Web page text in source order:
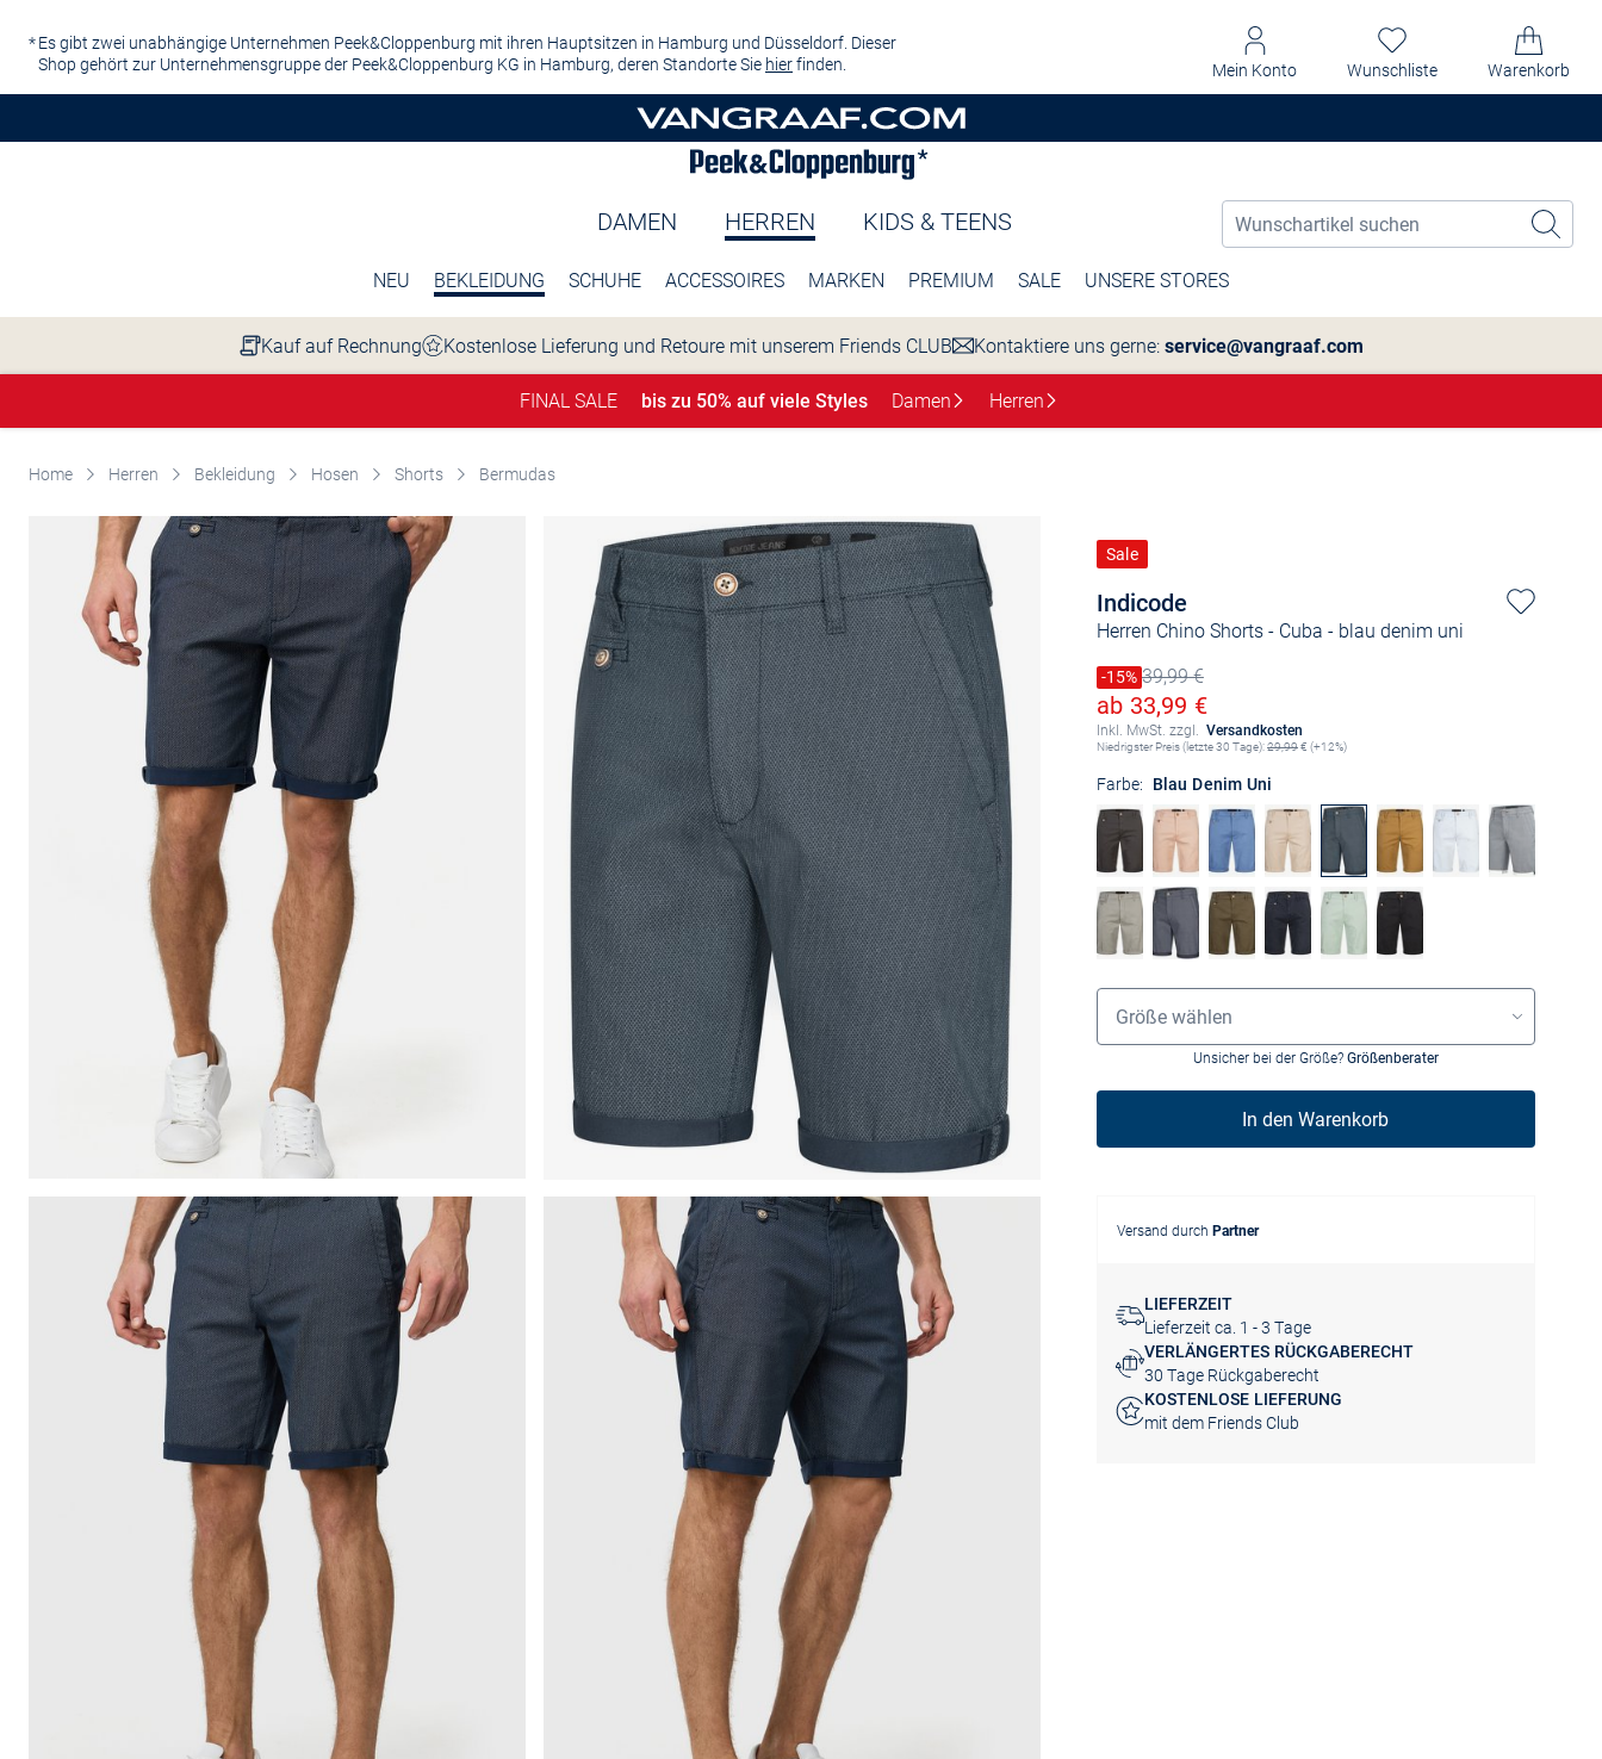
Es gibt zwei unabhängige Unternehmen Peek&Cloppenburg mit ihren Hauptsitzen in Hamburg und Düsseldorf. Dieser
Shop gehört zur Unternehmensgruppe der Peek&Cloppenburg KG in Hamburg, deren Standorte Sie hierfinden. Mein Konto Wunschliste Warenkorb
DAMEN HERREN KIDS & TEENS
NEU BEKLEIDUNG SCHUHE ACCESSOIRES MARKEN PREMIUM SALE UNSERE STORES
Kauf auf Rechnung Kostenlose Lieferung und Retoure mit unserem Friends CLUB Kontaktiere uns gerne: service@vangraaf.com
FINAL SALE bis zu 50% auf viele Styles Damen Herren
Home Herren Bekleidung Hosen Shorts Bermudas
Indicode
Herren Chino Shorts - Cuba - blau denim uni
Sale
Preis reduziert um
-15%
Alter Preis39,99 €
Ermäßigter Preis
ab 33,99 €
Inkl. MwSt. zzgl. Versandkosten
Niedrigster Preis (letzte 30 Tage):29,99€ (+12%)
Farbe: Blau Denim Uni
Größenauswahl
Größe wählen
Unsicher bei der Größe? Größenberater
In den Warenkorb
Versand durch Partner
LIEFERZEIT
Lieferzeit ca. 1 - 3 Tage
VERLÄNGERTES RÜCKGABERECHT
30 Tage Rückgaberecht
KOSTENLOSE LIEFERUNG
mit dem Friends Club